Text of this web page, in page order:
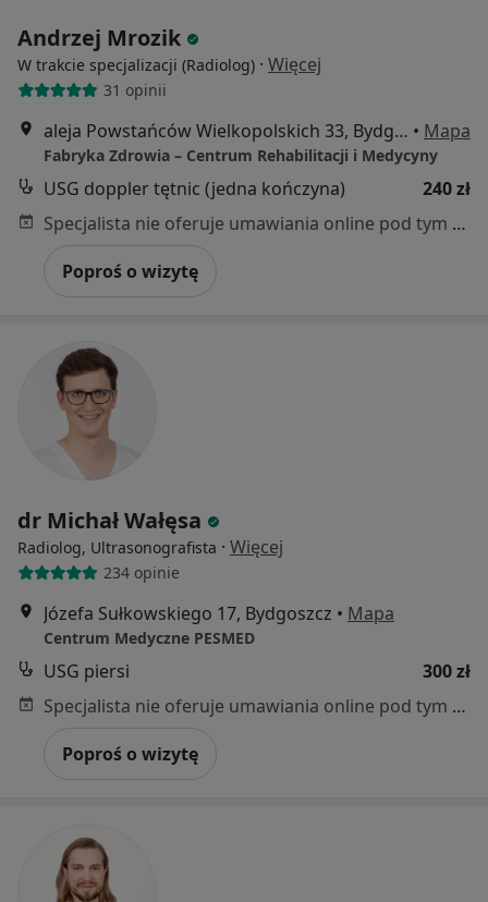
Andrzej Mrozik
W trakcie specjalizacji (Radiolog) · Więcej
31 opinii
aleja Powstańców Wielkopolskich 33, Bydgoszcz • Mapa
Fabryka Zdrowia – Centrum Rehabilitacji i Medycyny
USG doppler tętnic (jedna kończyna)
240 zł
Specjalista nie oferuje umawiania online pod tym adresem.
Poproś o wizytę
dr Michał Wałęsa
Radiolog, Ultrasonografista · Więcej
234 opinie
Józefa Sułkowskiego 17, Bydgoszcz • Mapa
Centrum Medyczne PESMED
USG piersi
300 zł
Specjalista nie oferuje umawiania online pod tym adresem.
Poproś o wizytę